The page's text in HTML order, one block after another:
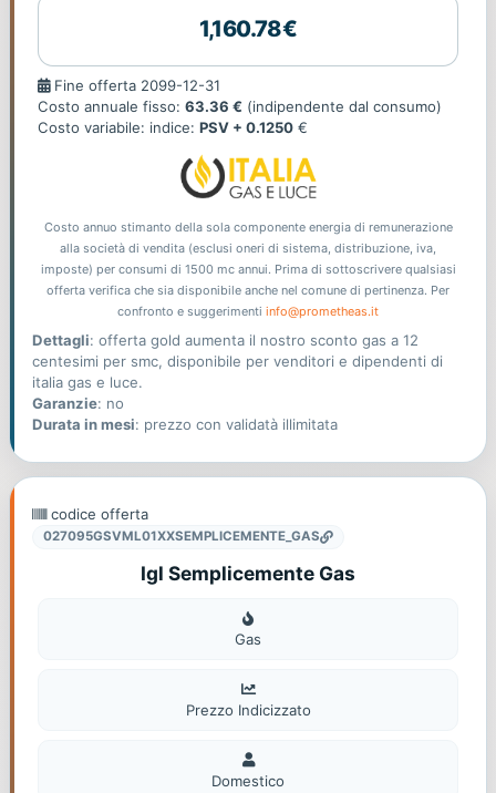
1,160.78€
Fine
offerta
Fine offerta 2099-12-31
Costo annuale fisso: 63.36 € (indipendente dal consumo)
Costo variabile: indice: PSV + 0.1250 €
Costo annuo stimanto della sola componente energia di remunerazione
alla società di vendita (esclusi oneri di sistema, distribuzione, iva,
imposte) per consumi di 1500 mc annui. Prima di sottoscrivere qualsiasi
offerta verifica che sia disponibile anche nel comune di pertinenza. Per
confronto e suggerimenti info@prometheas.it
Dettagli: offerta gold aumenta il nostro sconto gas a 12
centesimi per smc, disponibile per venditori e dipendenti di
italia gas e luce.
Garanzie: no
Durata in mesi: prezzo con validatà illimitata
codice offerta
027095GSVML01XXSEMPLICEMENTE_GAS
Igl Semplicemente Gas
Gas
Gas
Prezzo Indicizzato
Domestico
Domestico